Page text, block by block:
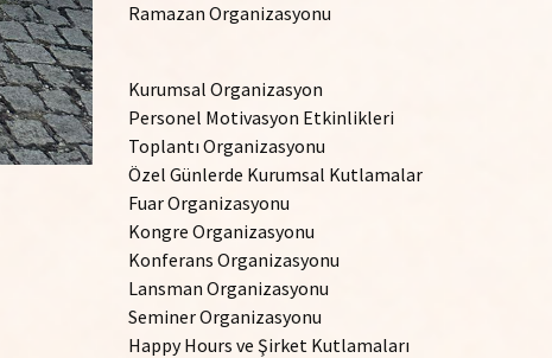
Ramazan Organizasyonu
Kurumsal Organizasyon
Personel Motivasyon Etkinlikleri
Toplantı Organizasyonu
Özel Günlerde Kurumsal Kutlamalar
Fuar Organizasyonu
Kongre Organizasyonu
Konferans Organizasyonu
Lansman Organizasyonu
Seminer Organizasyonu
Happy Hours ve Şirket Kutlamaları